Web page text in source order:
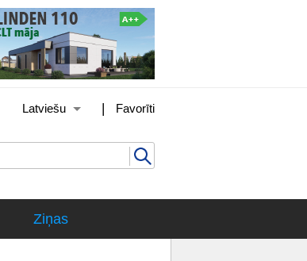
Favorīti
|
Latviešu
Ziņas